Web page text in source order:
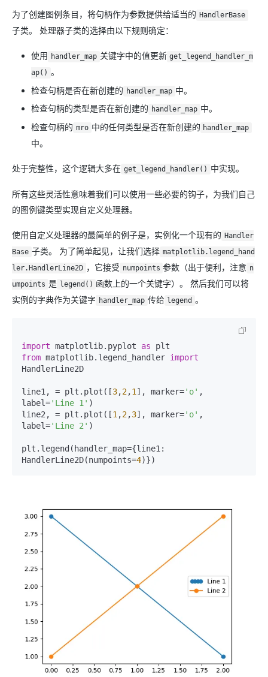
为了创建图例条目，将句柄作为参数提供给适当的 HandlerBase
子类。 处理器子类的选择由以下规则确定：
使用 handler_map 关键字中的值更新 get_legend_handler_m
ap() 。
检查句柄是否在新创建的 handler_map 中。
检查句柄的类型是否在新创建的 handler_map 中。
检查句柄的 mro 中的任何类型是否在新创建的 handler_map
中。
处于完整性，这个逻辑大多在 get_legend_handler() 中实现。
所有这些灵活性意味着我们可以使用一些必要的钩子，为我们自己
的图例键类型实现自定义处理器。
使用自定义处理器的最简单的例子是，实例化一个现有的 Handler
Base 子类。 为了简单起见，让我们选择 matplotlib.legend_hand
ler.HandlerLine2D ，它接受 numpoints 参数（出于便利，注意 n
umpoints 是 legend() 函数上的一个关键字）。 然后我们可以将
实例的字典作为关键字 handler_map 传给 legend 。
import matplotlib.pyplot as
from matplotlib.legend_handler import
HandlerLine2D
line1, = plt.plot([3,2,1 ], marker='o' ,
label='Line 1' )
line2, = plt.plot([1 ,2,3], marker='o' ,
label='Line 2' )
plt.legend(handler_map={line1:
HandlerLine2D(numpoints=4)})